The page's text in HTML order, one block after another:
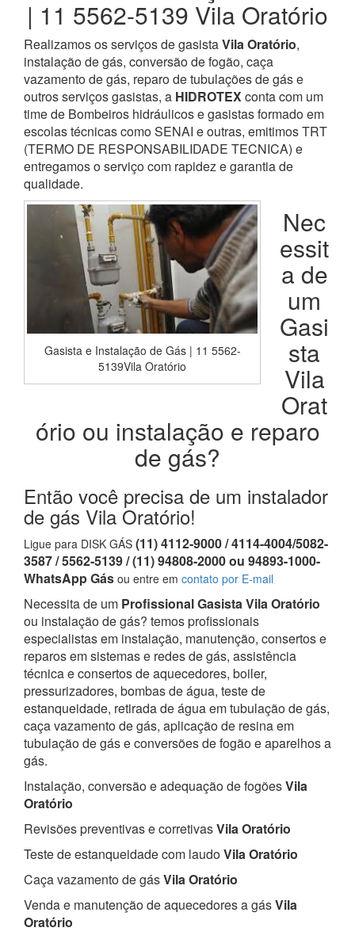
| 11 5562-5139 Vila Oratório
Realizamos os serviços de gasistaVila Oratório,
instalação de gás, conversão de fogão, caça
vazamento de gás, reparo de tubulações de gás e
outros serviços gasistas, a HIDROTEXconta com um
time de Bombeiros hidráulicos e gasistas formado em
escolas técnicas como SENAI e outras, emitimos TRT
(TERMO DE RESPONSABILIDADE TECNICA) e
entregamos o serviço com rapidez e garantia de
qualidade.
Gasista e Instalação de Gás | 11 5562-
5139Vila Oratório
Nec
essit
a de
um
Gasi
sta
Vila
Orat
ório ou instalação e reparo
de gás?
Então você precisa de um instalador
de gás Vila Oratório!
Ligue para DISK GÁS (11) 4112-9000 / 4114-4004/5082-
3587 / 5562-5139 / (11) 94808-2000 ou 94893-1000-
WhatsApp Gás ou entre em contato por E-mail
Necessita de um Profissional Gasista Vila Oratório
ou instalação de gás? temos profissionais
especialistas em instalação, manutenção, consertos e
reparos em sistemas e redes de gás, assistência
técnica e consertos de aquecedores, boiler,
pressurizadores, bombas de água, teste de
estanqueidade, retirada de água em tubulação de gás,
caça vazamento de gás, aplicação de resina em
tubulação de gás e conversões de fogão e aparelhos a
gás.
Instalação, conversão e adequação de fogõesVila
Oratório
Revisões preventivas e corretivasVila Oratório
Teste de estanqueidade com laudoVila Oratório
Caça vazamento de gásVila Oratório
Venda e manutenção de aquecedores a gásVila
Oratório